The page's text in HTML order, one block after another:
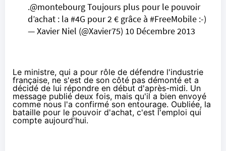
.@montebourgToujours plus pour le pouvoir
d’achat : la #4G pour 2 € grâce à #FreeMobile :-)
— Xavier Niel (@Xavier75) 10 Décembre 2013
Le ministre, qui a pour rôle de défendre l'industrie
française, ne s'est de son côté pas démonté et a
décidé de lui répondre en début d'après-midi. Un
message publié deux fois, mais qu'il a bien envoyé
comme nous l'a confirmé son entourage. Oubliée, la
bataille pour le pouvoir d'achat, c'est l'emploi qui
compte aujourd'hui.